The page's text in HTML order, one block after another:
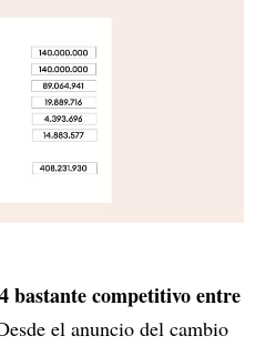
bastante competitivo entre
el anuncio del cambio